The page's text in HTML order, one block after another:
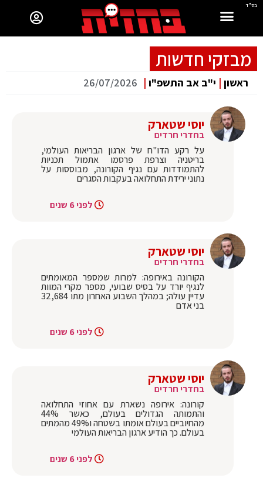
בס"ד
מבזקי חדשות
ראשון | י"ב אב התשפ"ו |
26/07/2026
יוסי שטארק
בחדרי חרדים
על רקע הדו"ח של ארגון הבריאות העולמי,
בריטניה וצרפת פרסמו אתמול תכניות
להתמודדות עם נגיף הקורונה, מבוססות על
נתוני ירידת התחלואה בעקבות הסגרים
לפני 6 שנים
יוסי שטארק
בחדרי חרדים
הקורונה באירופה: למרות שמספר המאומתים
לנגיף יורד על בסיס שבועי, מספר מקרי המוות
עדיין עולה; במהלך השבוע האחרון מתו 32,684
בני אדם
לפני 6 שנים
יוסי שטארק
בחדרי חרדים
קורונה: אירופה נשארת עם אחוזי התחלואה
והתמותה הגדולים בעולם, כאשר 44%
מהחיוביים בעולם אומתו בשטחה ו49% מהמתים
בעולם. כך הודיע ארגון הבריאות העולמי
לפני 6 שנים